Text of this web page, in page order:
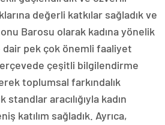
değerli katkılar sağladık ve
Barosu olarak kadına yönelik
pek çok önemli faaliyet
çeşitli bilgilendirme
toplumsal farkındalık
aracılığıyla kadın
katılım sağladık. Ayrıca,